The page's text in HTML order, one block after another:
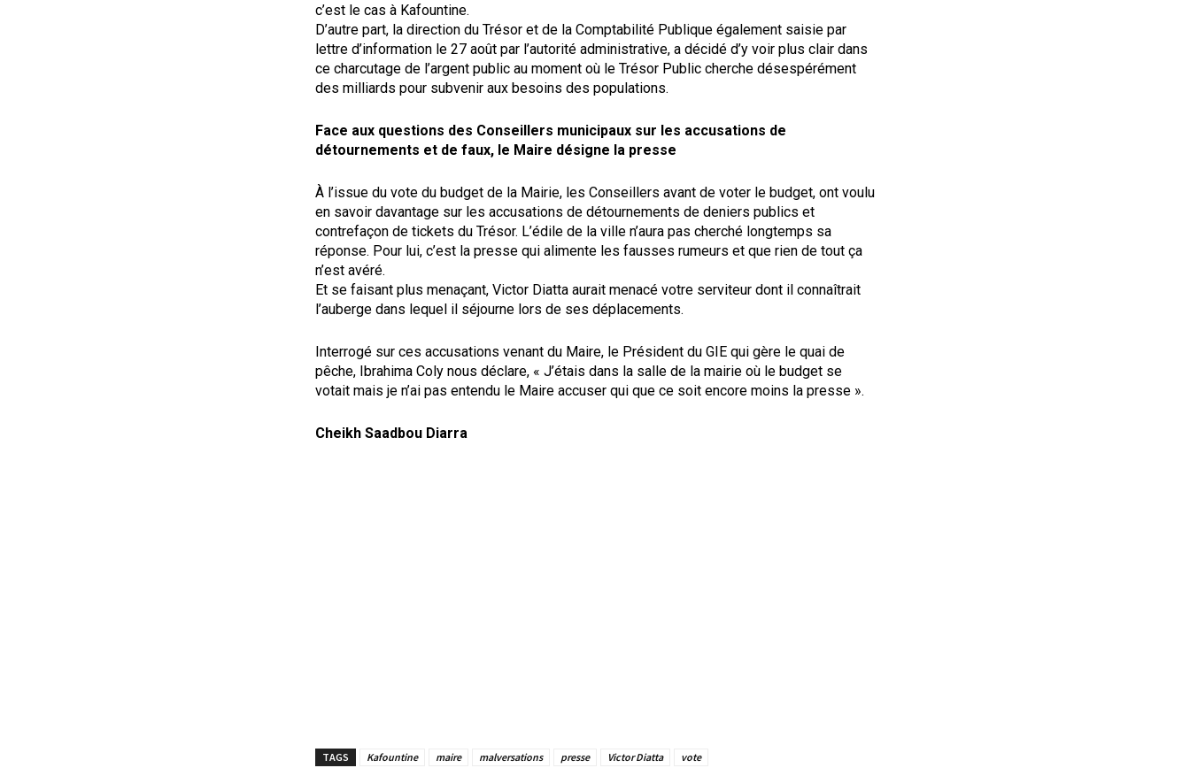
c’est le cas à Kafountine.
D’autre part, la direction du Trésor et de la Comptabilité Publique également saisie par
lettre d’information le 27 août par l’autorité administrative, a décidé d’y voir plus clair dans
ce charcutage de l’argent public au moment où le Trésor Public cherche désespérément
des milliards pour subvenir aux besoins des populations.
Face aux questions des Conseillers municipaux sur les accusations de
détournements et de faux, le Maire désigne la presse
À l’issue du vote du budget de la Mairie, les Conseillers avant de voter le budget, ont voulu
en savoir davantage sur les accusations de détournements de deniers publics et
contrefaçon de tickets du Trésor. L’édile de la ville n’aura pas cherché longtemps sa
réponse. Pour lui, c’est la presse qui alimente les fausses rumeurs et que rien de tout ça
n’est avéré.
Et se faisant plus menaçant, Victor Diatta aurait menacé votre serviteur dont il connaîtrait
l’auberge dans lequel il séjourne lors de ses déplacements.
Interrogé sur ces accusations venant du Maire, le Président du GIE qui gère le quai de
pêche, Ibrahima Coly nous déclare, « J’étais dans la salle de la mairie où le budget se
votait mais je n’ai pas entendu le Maire accuser qui que ce soit encore moins la presse ».
Cheikh Saadbou Diarra
TAGS Kafountine maire malversations presse Victor Diatta vote